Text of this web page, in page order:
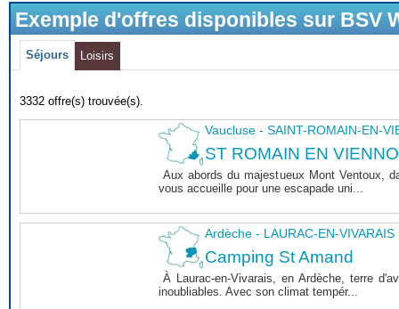
Exemple d'offres disponibles sur BSV
Séjours Loisirs
3332 offre(s) trouvée(s).
Vaucluse - SAINT-ROMAIN-EN-
ST ROMAIN EN
Aux abords du majestueux Mont Ventoux,
vous accueille pour une escapade uni...
Ardèche - LAURAC-EN-VIVARAIS
Camping St Amand
À Laurac-en-Vivarais, en Ardèche, terre
inoubliables. Avec son climat tempér...